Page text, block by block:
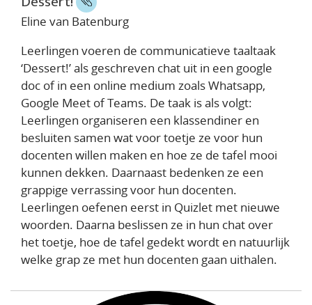
Eline van Batenburg
Leerlingen voeren de communicatieve taaltaak
‘Dessert!’ als geschreven chat uit in een google
doc of in een online medium zoals Whatsapp,
Google Meet of Teams. De taak is als volgt:
Leerlingen organiseren een klassendiner en
besluiten samen wat voor toetje ze voor hun
docenten willen maken en hoe ze de tafel mooi
kunnen dekken. Daarnaast bedenken ze een
grappige verrassing voor hun docenten.
Leerlingen oefenen eerst in Quizlet met nieuwe
woorden. Daarna beslissen ze in hun chat over
het toetje, hoe de tafel gedekt wordt en natuurlijk
welke grap ze met hun docenten gaan uithalen.